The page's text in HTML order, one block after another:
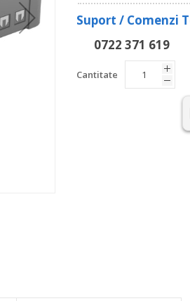
Suport / Comenzi
0722 371 619
Cantitate